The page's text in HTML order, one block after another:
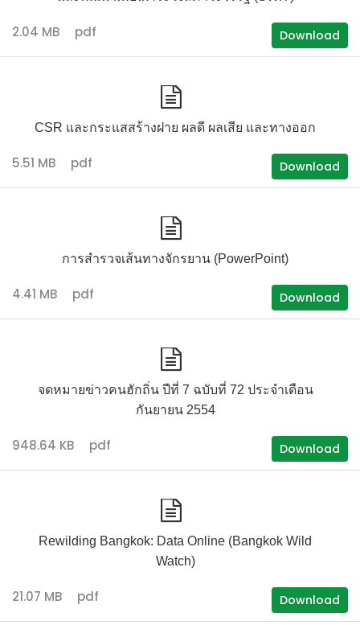
2.04 MB pdf Download
CSR และกระแสสร้างฝาย ผลดี ผลเสีย และทางออก
5.51 MB pdf Download
การสำรวจเส้นทางจักรยาน (PowerPoint)
4.41 MB pdf Download
จดหมายข่าวคนฮักถิ่น ปีที่ 7 ฉบับที่ 72 ประจำเดือน
กันยายน 2554
948.64 KB pdf Download
Rewilding Bangkok: Data Online (Bangkok Wild
Watch)
21.07 MB pdf Download